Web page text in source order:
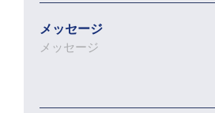
メッセージ